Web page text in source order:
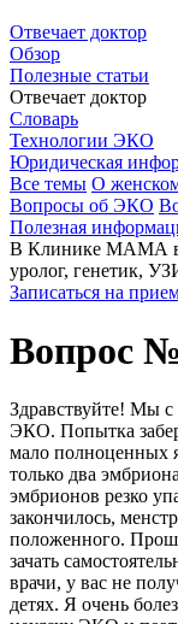
Отвечает доктор
Обзор
Полезные статьи
Отвечает доктор
Словарь
Технологии ЭКО
Юридическая
Все темы О
Вопросы об ЭКО
Полезная
В Клинике МАМА
уролог, генетик,
Записаться на
Вопрос
Здравствуйте! Мы
ЭКО. Попытка
мало полноценных
только два
эмбрионов резко
закончилось,
положенного.
зачать
врачи, у вас не
детях. Я очень